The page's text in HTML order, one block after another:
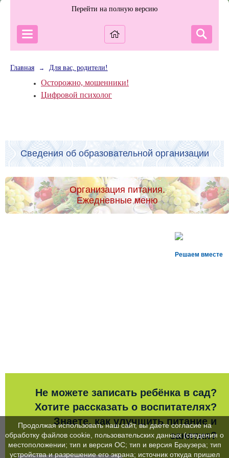
Перейти на полную версию
Главная → Для вас, родители!
Осторожно, мошенники!
Цифровой психолог
Сведения об образовательной организации
Организация питания.
Ежедневные меню
Решаем вместе
Не можете записать ребёнка в сад?
Хотите рассказать о воспитателях?
Знаете, как улучшить питание и
занятия?
Продолжая использовать наш сайт, вы даете согласие на
обработку файлов cookie, пользовательских данных (сведения о
местоположении; тип и версия ОС; тип и версия Браузера; тип
устройства и разрешение его экрана; источник откуда пришел